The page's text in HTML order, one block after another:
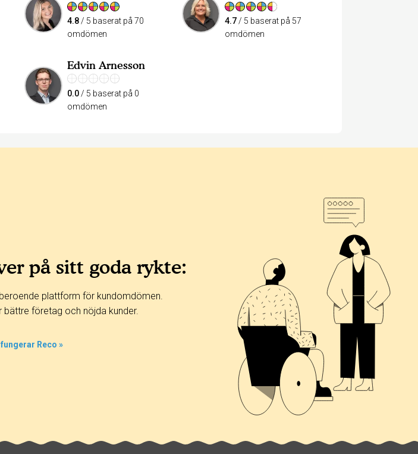
4.8/ 5 baserat på 70
omdömen
4.7/ 5 baserat på 57
omdömen
Edvin Arnesson
0.0/ 5 baserat på 0
omdömen
på sitt goda rykte:
plattform för kundomdömen.
företag och nöjda kunder.
Reco »